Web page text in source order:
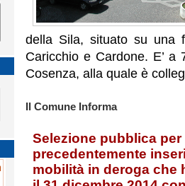
della Sila, situato su una
Caricchio e Cardone. E’
Cosenza, alla quale è
Il Comune Informa
Selezione pubblica
precedentemente
mobilità in deroga che